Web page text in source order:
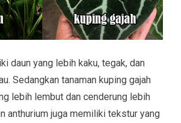
daun yang lebih kaku, tegak, dan
Sedangkan tanaman kuping gajah
lebih lembut dan cenderung lebih
anthurium juga memiliki tekstur yang